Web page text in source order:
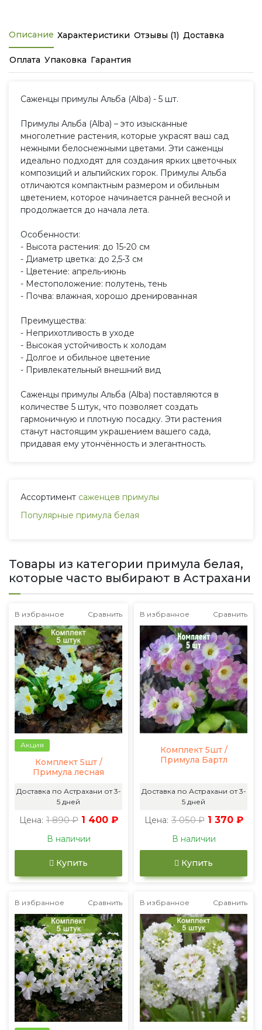
Описание Характеристики Отзывы (1) Доставка
Оплата Упаковка Гарантия
Саженцы примулы Альба (Alba) - 5 шт.
Примулы Альба (Alba) – это изысканные
многолетние растения, которые украсят ваш сад
нежными белоснежными цветами. Эти саженцы
идеально подходят для создания ярких цветочных
композиций и альпийских горок. Примулы Альба
отличаются компактным размером и обильным
цветением, которое начинается ранней весной и
продолжается до начала лета.
Особенности:
- Высота растения: до 15-20 см
- Диаметр цветка: до 2,5-3 см
- Цветение: апрель-июнь
- Местоположение: полутень, тень
- Почва: влажная, хорошо дренированная
Преимущества:
- Неприхотливость в уходе
- Высокая устойчивость к холодам
- Долгое и обильное цветение
- Привлекательный внешний вид
Саженцы примулы Альба (Alba) поставляются в
количестве 5 штук, что позволяет создать
гармоничную и плотную посадку. Эти растения
станут настоящим украшением вашего сада,
придавая ему утончённость и элегантность.
Ассортимент саженцев примулы
Популярные примула белая
Товары из категории примула белая,
которые часто выбирают в Астрахани
В избранное Сравнить
Акция
Комплект 5шт /
Примула лесная
Доставка по Астрахани от 3-
5 дней
Цена: 1 890 ₽ 1 400 ₽
В наличии
Купить
В избранное Сравнить
Комплект 5шт /
Примула Бартл
Доставка по Астрахани от 3-
5 дней
Цена: 3 050 ₽ 1 370 ₽
В наличии
Купить
В избранное Сравнить В избранное Сравнить